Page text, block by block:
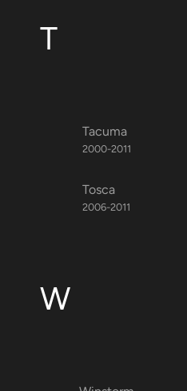
T
Tacuma
2000-2011
Tosca
2006-2011
W